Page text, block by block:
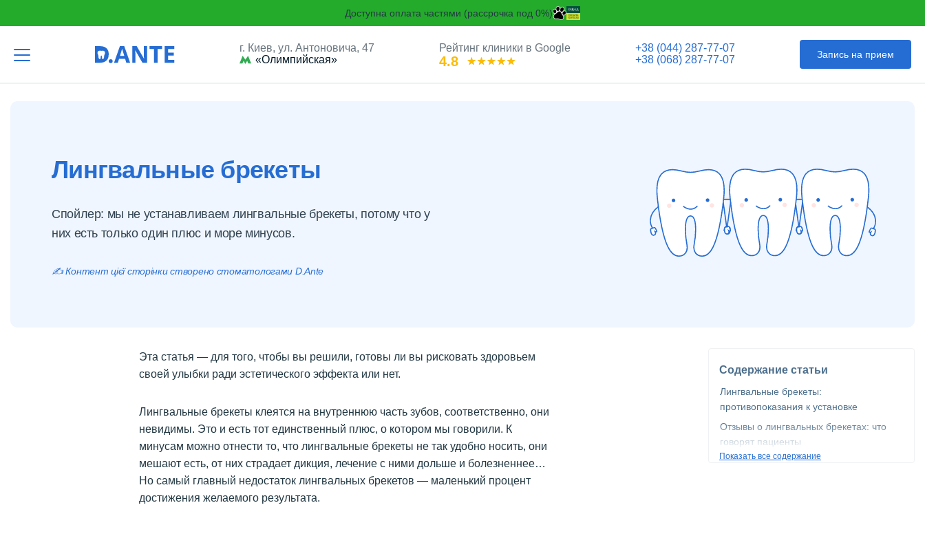
Доступна оплата частями (рассрочка под 0%)
г. Киев, ул. Антоновича, 47
«Олимпийская»
Рейтинг клиники в Google
4.8
+38 (044) 287-77-07
+38 (068) 287-77-07
Запись на прием
Лингвальные брекеты
Спойлер: мы не устанавливаем лингвальные брекеты, потому что у
них есть только один плюс и море минусов.
✍️ Контент цієї сторінки створено стоматологами D.Ante
Эта статья — для того, чтобы вы решили, готовы ли вы рисковать здоровьем
своей улыбки ради эстетического эффекта или нет.
Лингвальные брекеты клеятся на внутреннюю часть зубов, соответственно, они
невидимы. Это и есть тот единственный плюс, о котором мы говорили. К
минусам можно отнести то, что лингвальные брекеты не так удобно носить, они
мешают есть, от них страдает дикция, лечение с ними дольше и болезненнее…
Но самый главный недостаток лингвальных брекетов — маленький процент
достижения желаемого результата.
Содержание статьи
Лингвальные брекеты:
противопоказания к установке
Отзывы о лингвальных брекетах: что
говорят пациенты
Невидимые лингвальные брекеты
Показать все содержание